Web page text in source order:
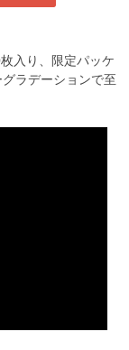
入り、限定パッケ
ラデーションで至